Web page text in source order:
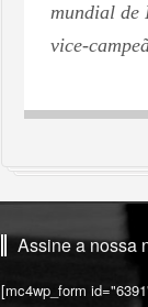
mundial de
vice-
Assine a nossa
[mc4wp_form